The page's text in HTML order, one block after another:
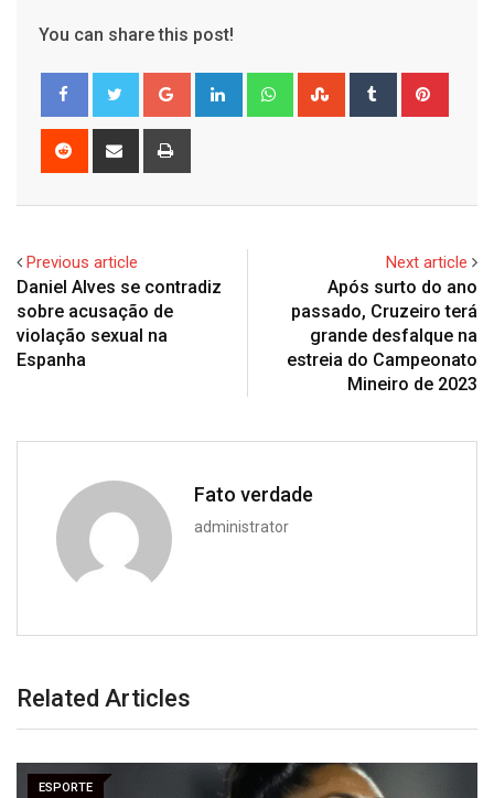
You can share this post!
Google+ LinkedIn WhatsappStumbleUpon
Tumblr
Reddit
Share
Previous article
Daniel Alves se contradiz
sobre acusação de
violação sexual na
Espanha
Next article
Após surto do ano
passado, Cruzeiro terá
grande desfalque na
estreia do Campeonato
Mineiro de 2023
Fato verdade
administrator
Related Articles
ESPORTE